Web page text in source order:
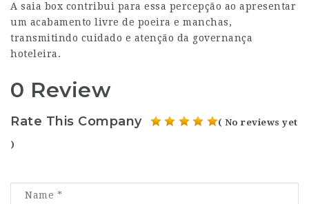
A saia box contribui para essa percepção ao apresentar
um acabamento livre de poeira e manchas,
transmitindo cuidado e atenção da governança
hoteleira.
0 Review
Rate This Company ( No reviews yet
)